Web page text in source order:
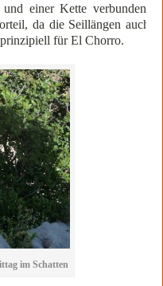
einer Kette verbunden.
da die Seillängen auch
für El Chorro.
im Schatten